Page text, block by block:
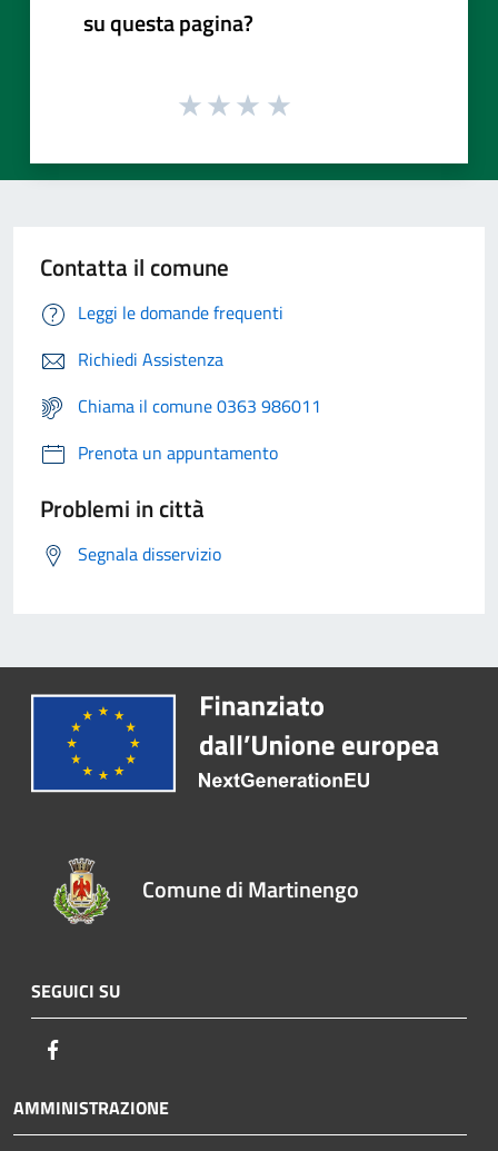
su questa pagina?
Contatta il comune
Leggi le domande frequenti
Richiedi Assistenza
Chiama il comune 0363 986011
Prenota un appuntamento
Problemi in città
Segnala disservizio
Comune di Martinengo
SEGUICI SU
AMMINISTRAZIONE